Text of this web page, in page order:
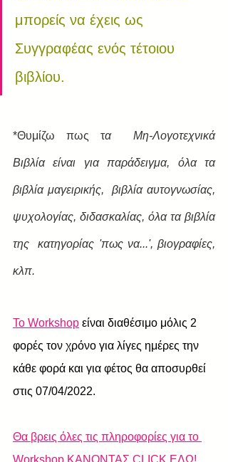
μπορείς να έχεις ως
Συγγραφέας ενός τέτοιου
βιβλίου.
*Θυμίζω πως τα  Μη-Λογοτεχνικά
Βιβλία είναι για παράδειγμα, όλα τα
βιβλία μαγειρικής,  βιβλία αυτογνωσίας,
ψυχολογίας, διδασκαλίας, όλα τα βιβλία
της  κατηγορίας 'πως να...', βιογραφίες,
κλπ.
Το Workshop είναι διαθέσιμο μόλις 2
φορές τον χρόνο για λίγες ημέρες την
κάθε φορά και για φέτος θα αποσυρθεί
στις 07/04/2022.
Θα βρεις όλες τις πληροφορίες για το
Workshop ΚΑΝΟΝΤΑΣ CLICK ΕΔΩ!